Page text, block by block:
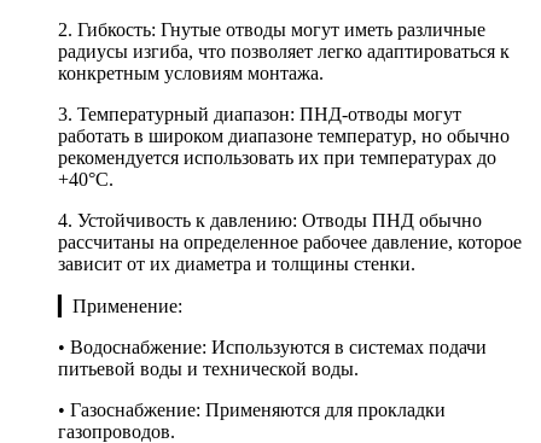
2. Гибкость: Гнутые отводы могут иметь различные
радиусы изгиба, что позволяет легко адаптироваться к
конкретным условиям монтажа.
3. Температурный диапазон: ПНД-отводы могут
работать в широком диапазоне температур, но обычно
рекомендуется использовать их при температурах до
+40°C.
4. Устойчивость к давлению: Отводы ПНД обычно
рассчитаны на определенное рабочее давление, которое
зависит от их диаметра и толщины стенки.
▎Применение:
• Водоснабжение: Используются в системах подачи
питьевой воды и технической воды.
• Газоснабжение: Применяются для прокладки
газопроводов.